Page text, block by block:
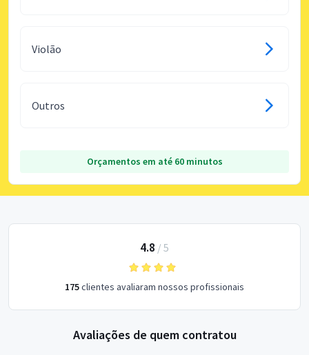
Violão
Outros
Orçamentos em até 60 minutos
4.8 / 5
175clientes avaliaram nossos profissionais
Avaliações de quem contratou